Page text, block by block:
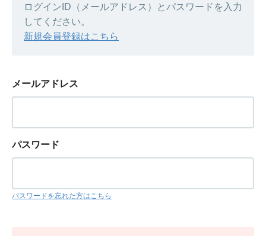
ログインID（メールアドレス）とパスワードを入力
してください。
新規会員登録はこちら
メールアドレス
パスワード
パスワードを忘れた方はこちら